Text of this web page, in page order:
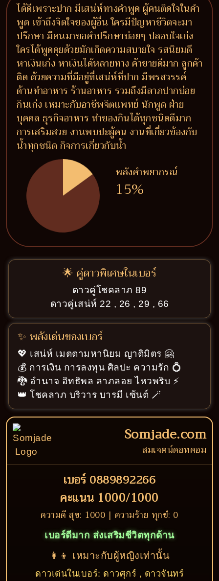
ได้ดีเพราะปาก มีเสน่ห์ทางคำพูด ผู้คนติดใจในคำ
พูด เข้าถึงจิตใจของผู้อื่น ใครมีปัญหาชีวิตจะมา
ปรึกษา มีคนมาขอคำปรึกษาบ่อยๆ ปลอบใจเก่ง
ใครได้พูดคุยด้วยมักเกิดความสบายใจ รสนิยมดี
หาเงินเก่ง หาเงินได้หลายทาง ค้าขายดีมาก ลูกค้า
ติด ด้วยความที่มีอยู่ที่เสน่ห์ที่ปาก มีพรสวรรค์
ด้านทำอาหาร ร้านอาหาร รวมถึงมีลาภปากบ่อย
กินเก่ง เหมาะกับอาชีพจิตแพทย์ นักพูด ฝ่าย
บุคคล ธุรกิจอาหาร ทำของกินได้ทุกชนิดดีมาก
การเสริมสวย งานพบปะผู้คน งานที่เกี่ยวข้องกับ
น้ำทุกชนิด กิจการเกี่ยวกับน้ำ
พลังคำพยากรณ์
15%
🌟 คู่ดาวพิเศษในเบอร์
ดาวคู่โชคลาภ 89
ดาวคู่เสน่ห์ 22 , 26 , 29 , 66
✨ พลังเด่นของเบอร์
💖 เสน่ห์ เมตตามหานิยม ญาติมิตร 🤗
💰 การเงิน การลงทุน ศิลปะ ความรัก 💍
🐉 อำนาจ อิทธิพล ลาภลอย ไหวพริบ ⚡
👑 โชคลาภ บริวาร บารมี เซ้นต์ 🪄
Somjade.com
สมเจตน์ดอทคอม
เบอร์ 0889892266
คะแนน 1000/1000
ความดี สุข: 1000 | ความร้าย ทุกข์: 0
เบอร์ดีมาก ส่งเสริมชีวิตทุกด้าน
👩‍👦 เหมาะกับผู้หญิงเท่านั้น
ดาวเด่นในเบอร์: ดาวศุกร์ , ดาวจันทร์